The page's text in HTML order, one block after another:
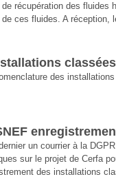
récupération des fluides
ces fluides. A réception,
classées
des
un courrier à la
sur le projet de Cerfa
des installations